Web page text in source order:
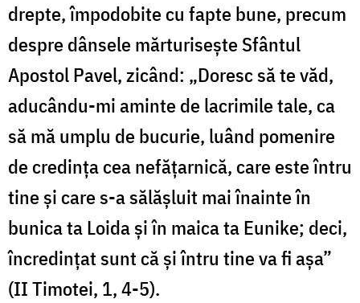
drepte, împodobite cu fapte bune, precum
despre dânsele mărturisește Sfântul
Apostol Pavel, zicând: „Doresc să te văd,
aducându-mi aminte de lacrimile tale, ca
să mă umplu de bucurie, luând pomenire
de credința cea nefățarnică, care este întru
tine și care s-a sălășluit mai înainte în
bunica ta Loida și în maica ta Eunike; deci,
încredințat sunt că și întru tine va fi așa”
(II Timotei, 1, 4-5).